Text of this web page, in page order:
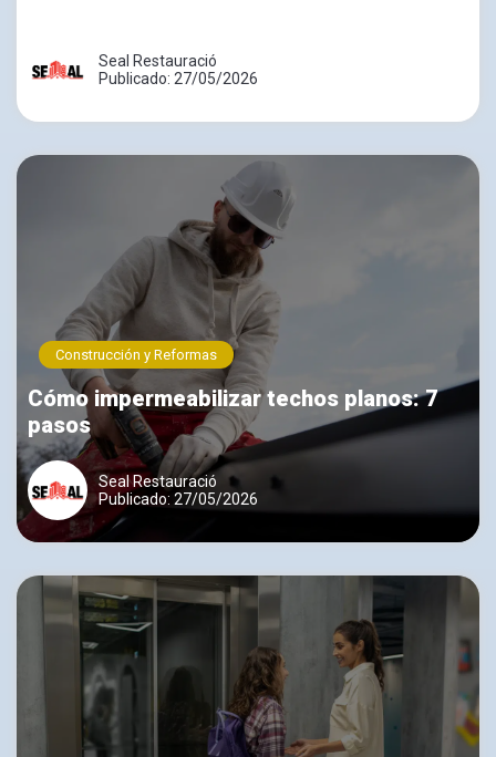
Seal Restauració
Publicado: 27/05/2026
Construcción y Reformas
Cómo impermeabilizar techos planos: 7
pasos
Seal Restauració
Publicado: 27/05/2026